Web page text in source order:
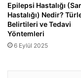
Epilepsi Hastalığı
Hastalığı) Nedir?
Belirtileri ve Tedavi
Yöntemleri
6 Eylül 2025